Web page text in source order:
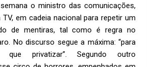
at
s
A
p
ar
e
o ministro das comunicações,
em cadeia nacional para repetir um
de mentiras, tal como é regra no
No discurso segue a máxima: “para
que privatizar”. Segundo outro